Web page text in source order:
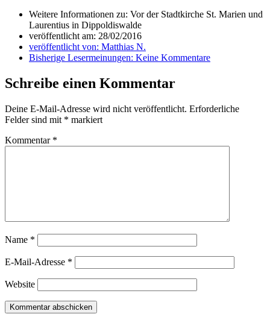
Weitere Informationen zu: Vor der Stadtkirche St. Marien und
Laurentius in Dippoldiswalde
veröffentlicht am: 28/02/2016
veröffentlicht von: Matthias N.
Bisherige Lesermeinungen: Keine Kommentare
Schreibe einen Kommentar
Deine E-Mail-Adresse wird nicht veröffentlicht. Erforderliche
Felder sind mit * markiert
Kommentar *
Name *
E-Mail-Adresse *
Website